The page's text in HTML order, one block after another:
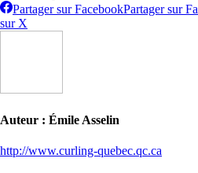
Partager sur FacebookPartager sur
sur X
Auteur : Émile Asselin
http://www.curling-quebec.qc.ca